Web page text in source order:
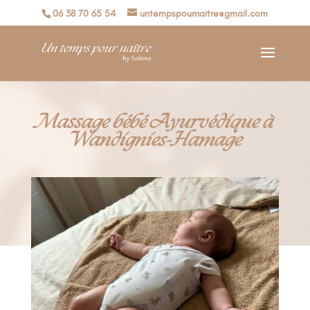
06 38 70 65 54 untempspournaitre@gmail.com
Massage bébé Ayurvédique à
Wandignies-Hamage